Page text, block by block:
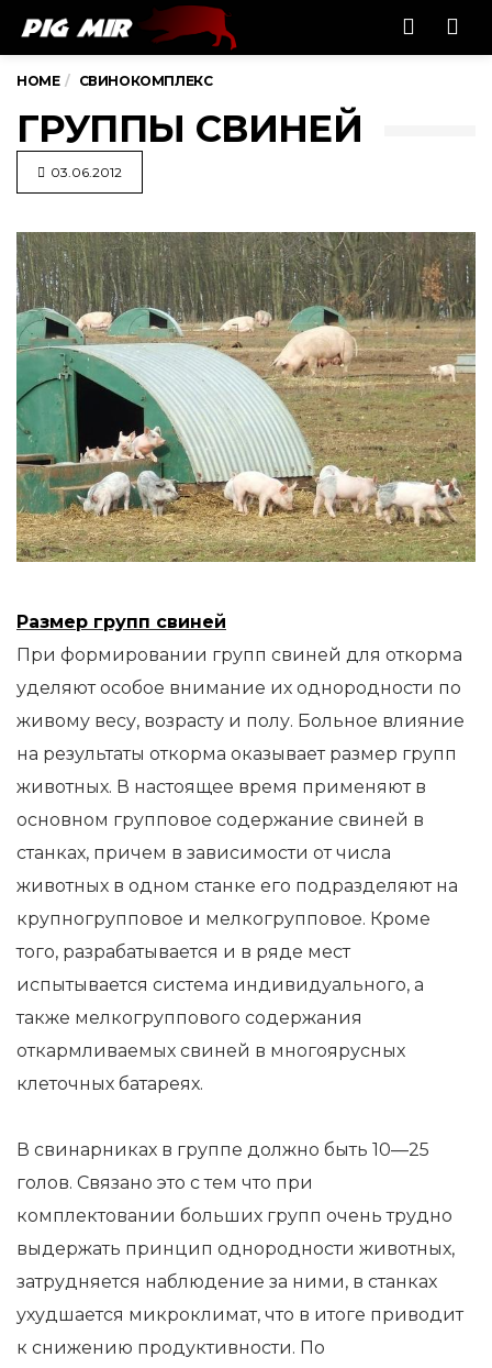
HOME СВИНОКОМПЛЕКС
ГРУППЫ СВИНЕЙ
03.06.2012
Размер групп свиней
При формировании групп свиней для откорма
уделяют особое внимание их однородности по
живому весу, возрасту и полу. Больное влияние
на результаты откорма оказывает размер групп
животных. В настоящее время применяют в
основном групповое содержание свиней в
станках, причем в зависимости от числа
животных в одном станке его подразделяют на
крупногрупповое и мелкогрупповое. Кроме
того, разрабатывается и в ряде мест
испытывается система индивидуального, а
также мелкогруппового содержания
откармливаемых свиней в многоярусных
клеточных батареях.
В свинарниках в группе должно быть 10—25
голов. Связано это с тем что при
комплектовании больших групп очень трудно
выдержать принцип однородности животных,
затрудняется наблюдение за ними, в станках
ухудшается микроклимат, что в итоге приводит
к снижению продуктивности. По